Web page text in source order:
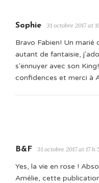
Sophie 31 octobre 2017 at
Bravo Fabien! Un
autant de fantaisie,
s'ennuyer avec son
confidences et merci à
B&F 31 octobre 2017 at 17 h
Yes, la vie en rose !
Amélie, cette